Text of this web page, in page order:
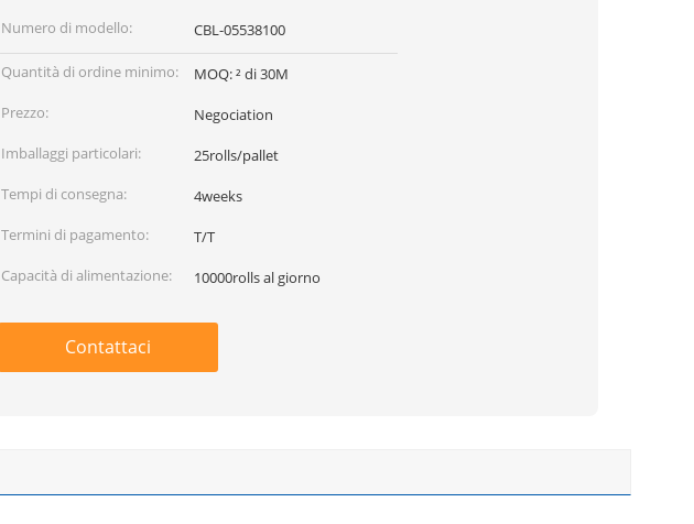
Numero di modello:
CBL-05538100
Quantità di ordine minimo:
MOQ: ² di 30M
Prezzo:
Negociation
Imballaggi particolari:
25rolls/pallet
Tempi di consegna:
4weeks
Termini di pagamento:
T/T
Capacità di alimentazione:
10000rolls al giorno
Contattaci